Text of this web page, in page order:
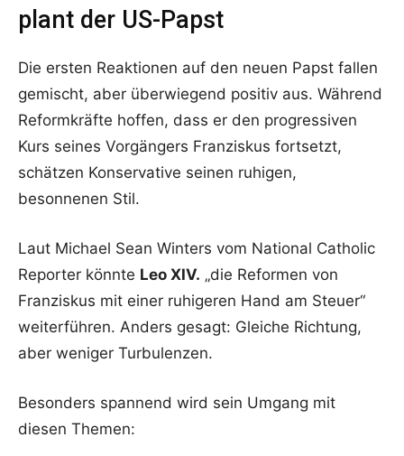
plant der US-Papst
Die ersten Reaktionen auf den neuen Papst fallen
gemischt, aber überwiegend positiv aus. Während
Reformkräfte hoffen, dass er den progressiven
Kurs seines Vorgängers Franziskus fortsetzt,
schätzen Konservative seinen ruhigen,
besonnenen Stil.
Laut Michael Sean Winters vom National Catholic
Reporter könnte Leo XIV. „die Reformen von
Franziskus mit einer ruhigeren Hand am Steuer“
weiterführen. Anders gesagt: Gleiche Richtung,
aber weniger Turbulenzen.
Besonders spannend wird sein Umgang mit
diesen Themen: